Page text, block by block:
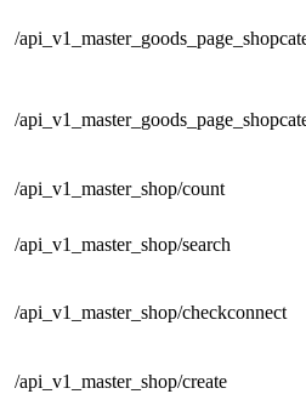
/
/
/api_v1_master_shop/count
/api_v1_master_shop/search
/api_v1_master_shop/checkconnect
/api_v1_master_shop/create